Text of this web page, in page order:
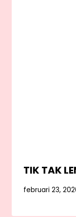
TIK TAK
februari 23,